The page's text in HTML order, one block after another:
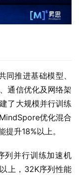
推进基础模型、
通信优化及网络架
了大规模并行训练
优化混合
升18%以上。
列并行训练加速机
上，32K序列性能